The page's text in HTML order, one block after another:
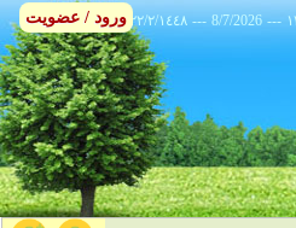
٢٢/٢/١٤٤٨ --- 8/7/2026 --- ورود / عضویت